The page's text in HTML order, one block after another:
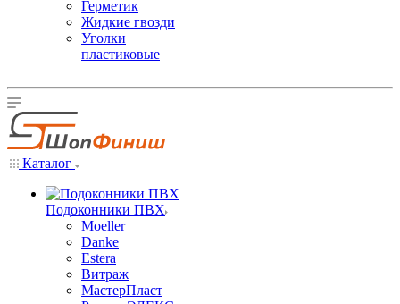
Герметик
Жидкие гвозди
Уголки
пластиковые
Каталог
Подоконники ПВХ
Moeller
Danke
Estera
Витраж
МастерПласт